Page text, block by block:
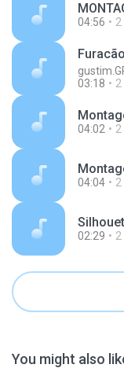
04:56
03:18
04:02
04:04
02:29
You might also